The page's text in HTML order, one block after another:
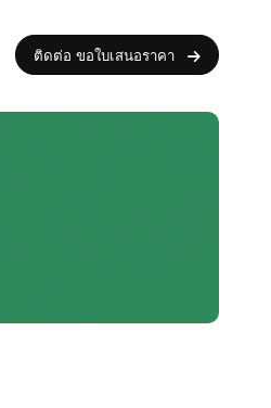
ติดต่อ ขอใบเสนอราคา